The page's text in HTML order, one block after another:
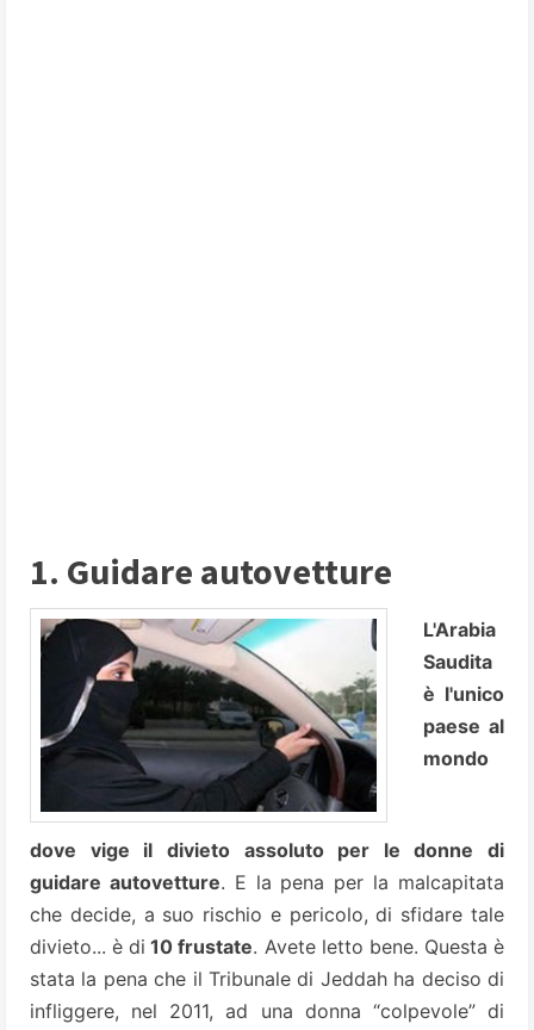
1. Guidare autovetture
L'Arabia
Saudita
è l'unico
paese al
mondo
dove vige il divieto assoluto per le donne di
guidare autovetture. E la pena per la malcapitata
che decide, a suo rischio e pericolo, di sfidare tale
divieto... è di 10 frustate. Avete letto bene. Questa è
stata la pena che il Tribunale di Jeddah ha deciso di
infliggere, nel 2011, ad una donna “colpevole” di